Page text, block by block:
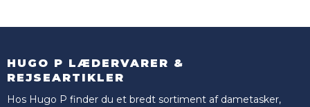
HUGO P LÆDERVARER &
REJSEARTIKLER
Hos Hugo P finder du et bredt sortiment af dametasker,